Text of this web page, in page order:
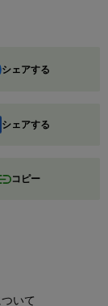
シェアする
シェアする
コピー
いて